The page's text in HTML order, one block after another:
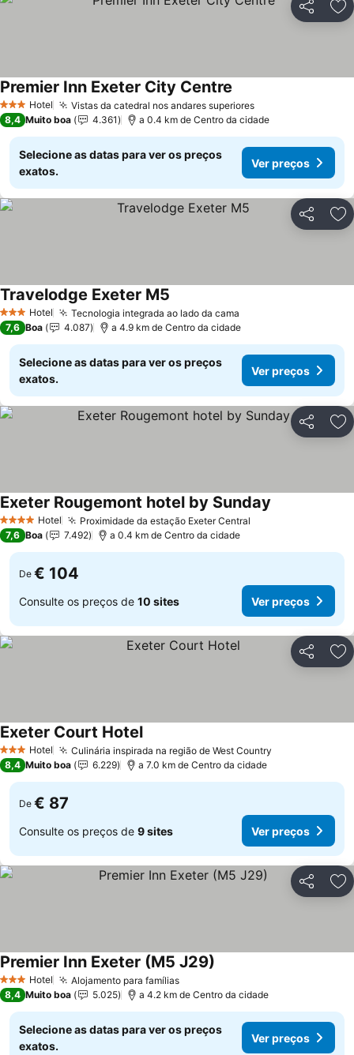
Partilhar
3 EstrelasHotel Vistas da catedral nos andares superioresVer preços
Premier Inn Exeter City Centre
8,4 Muito boa 4.361 a 0.4 km de Centro da cidade
Selecione as datas para ver os preços
exatos.
Ver preços
Partilhar
3 EstrelasHotel Tecnologia integrada ao lado da cama
Travelodge Exeter M5
7,6 Boa 4.087 a 4.9 km de Centro da cidade
Selecione as datas para ver os preços
exatos.
Ver preços
Partilhar
4 EstrelasHotel Proximidade da estação Exeter Central
Exeter Rougemont hotel by Sunday
7,6 Boa 7.492 a 0.4 km de Centro da cidade
De € 104
Consulte os preços de 10 sites Ver preços
Partilhar
3 EstrelasHotel Culinária inspirada na região de West Country
Exeter Court HotelVer preços
8,4 Muito boa 6.229 a 7.0 km de Centro da cidade
De € 87
Consulte os preços de 9 sites Ver preços
Partilhar
3 EstrelasHotel Alojamento para famíliasVer preços
Premier Inn Exeter (M5 J29)
8,4 Muito boa 5.025 a 4.2 km de Centro da cidade
Selecione as datas para ver os preços
exatos.
Ver preços